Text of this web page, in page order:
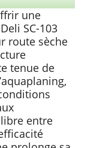
une
SC-103
route sèche
tenue de
entre